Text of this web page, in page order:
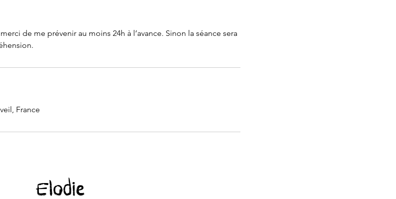
de me prévenir au moins 24h à l’avance. Sinon la séance sera
France
Elodie